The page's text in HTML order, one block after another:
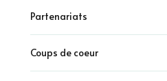
Partenariats
Coups de coeur